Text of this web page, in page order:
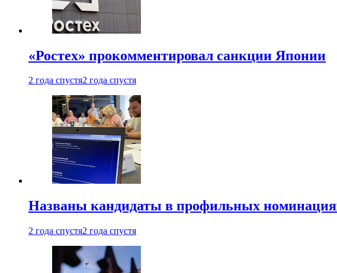
«Ростех» прокомментировал санкции Японии
2 года спустя2 года спустя
Названы кандидаты в профильных
2 года спустя2 года спустя